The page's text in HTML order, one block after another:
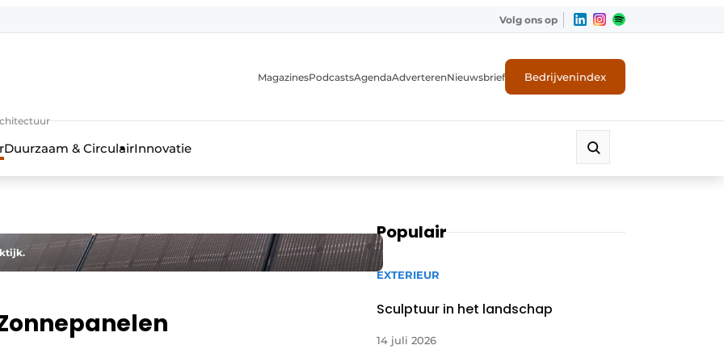
Volg ons op
MagazinesPodcastsAgendaAdverterenNieuwsbrief Bedrijvenindex
Duurzaam & CirculairInnovatie
Populair
EXTERIEUR
Sculptuur in het landschap
14 juli 2026